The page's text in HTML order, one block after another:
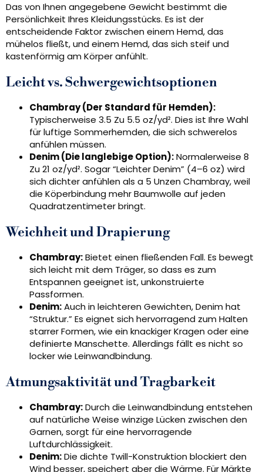
Das von Ihnen angegebene Gewicht bestimmt die
Persönlichkeit Ihres Kleidungsstücks. Es ist der
entscheidende Faktor zwischen einem Hemd, das
mühelos fließt, und einem Hemd, das sich steif und
kastenförmig am Körper anfühlt.
Leicht vs. Schwergewichtsoptionen
Chambray (Der Standard für Hemden):
Typischerweise 3.5 Zu 5.5 oz/yd². Dies ist Ihre Wahl
für luftige Sommerhemden, die sich schwerelos
anfühlen müssen.
Denim (Die langlebige Option):Normalerweise 8
Zu 21 oz/yd². Sogar “Leichter Denim” (4–6 oz) wird
sich dichter anfühlen als a 5 Unzen Chambray, weil
die Köperbindung mehr Baumwolle auf jeden
Quadratzentimeter bringt.
Weichheit und Drapierung
Chambray:Bietet einen fließenden Fall. Es bewegt
sich leicht mit dem Träger, so dass es zum
Entspannen geeignet ist, unkonstruierte
Passformen.
Denim:Auch in leichteren Gewichten, Denim hat
“Struktur.” Es eignet sich hervorragend zum Halten
starrer Formen, wie ein knackiger Kragen oder eine
definierte Manschette. Allerdings fällt es nicht so
locker wie Leinwandbindung.
Atmungsaktivität und Tragbarkeit
Chambray:Durch die Leinwandbindung entstehen
auf natürliche Weise winzige Lücken zwischen den
Garnen, sorgt für eine hervorragende
Luftdurchlässigkeit.
Denim:Die dichte Twill-Konstruktion blockiert den
Wind besser, speichert aber die Wärme. Für Märkte